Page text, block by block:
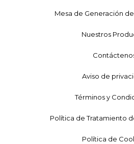
Mesa de Generación
Nuestros
Aviso de
Términos y
Política de Tratamiento
Política de